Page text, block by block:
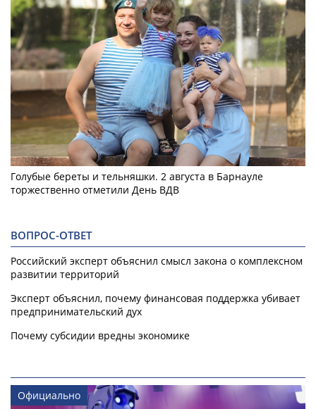
Голубые береты и тельняшки. 2 августа в Барнауле
торжественно отметили День ВДВ
ВОПРОС-ОТВЕТ
Российский эксперт объяснил смысл закона о комплексном
развитии территорий
Эксперт объяснил, почему финансовая поддержка убивает
предпринимательский дух
Почему субсидии вредны экономике
Официально